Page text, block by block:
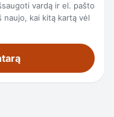
vardą ir el. pašto
kai kitą kartą vėl